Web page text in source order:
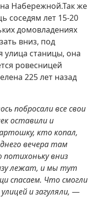
Набережной.Так же
соседям лет 15-20
домовладениях
вниз, под
улица станицы, она
ровесницей
225 лет назад
побросали все свои
оставили и
кто копал,
вечера там
вниз
лежат, и мы тут
спасаем. Что смогли
и загуляли, —